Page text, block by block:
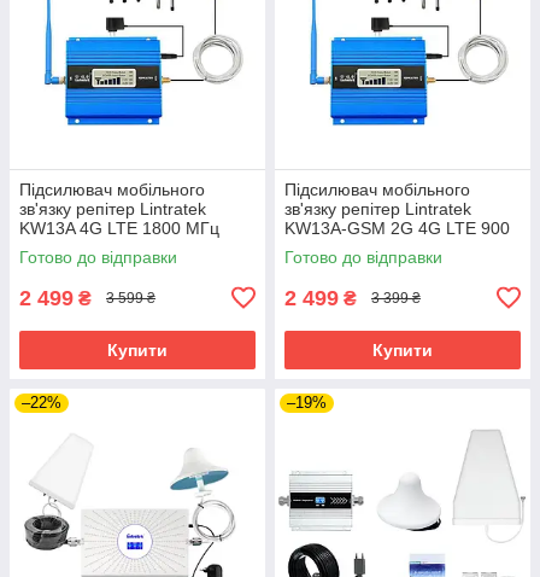
Підсилювач мобільного
зв'язку репітер Lintratek
KW13A 4G LTE 1800 МГц
(антени 8 дБі + термінальна)
Готово до відправки
2 499 ₴ 3 599 ₴
Купити
Підсилювач мобільного
зв'язку репітер Lintratek
KW13A-GSM 2G 4G LTE 900
МГц (антени 8 дБі +
термінальна)
Готово до відправки
2 499 ₴ 3 399 ₴
Купити
–22% –19%